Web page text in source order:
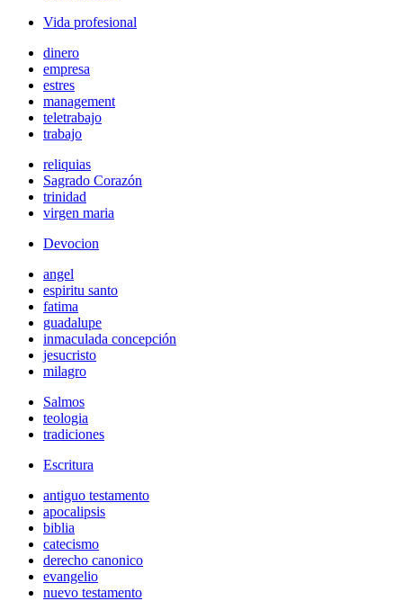
Vida profesional
dinero
empresa
estres
management
teletrabajo
trabajo
reliquias
Sagrado Corazón
trinidad
virgen maria
Devocion
angel
espiritu santo
fatima
guadalupe
inmaculada concepción
jesucristo
milagro
Salmos
teologia
tradiciones
Escritura
antiguo testamento
apocalipsis
biblia
catecismo
derecho canonico
evangelio
nuevo testamento